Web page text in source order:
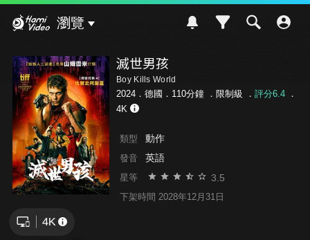
瀏覽
滅世男孩
Boy Kills World
2024．德國．110分鐘 ． 限制級 ． 評分6.4．
4K
類型 動作
發音 英語
星等 3.5
下架時間 2028年12月31日